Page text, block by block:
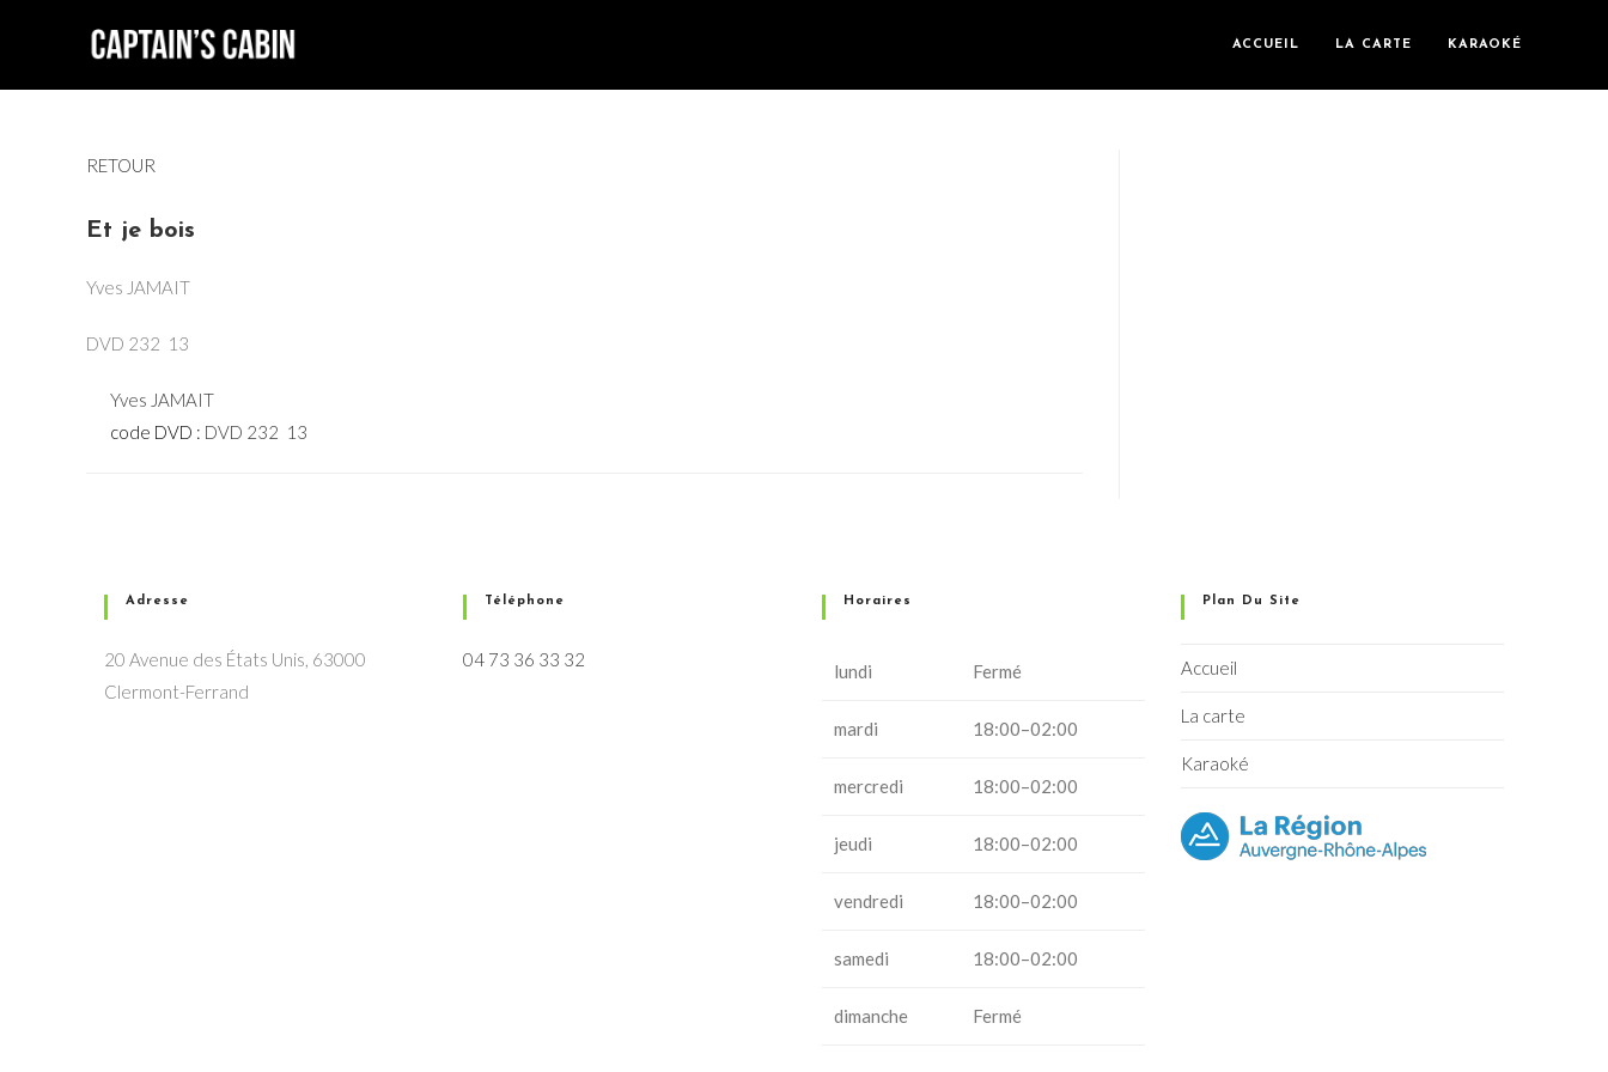
ACCUEIL LA CARTE KARAOKÉ
RETOUR
Et je bois
Yves JAMAIT
DVD 232  13
Yves JAMAIT
code DVD : DVD 232  13
Adresse
20 Avenue des États Unis, 63000
Clermont-Ferrand
Téléphone
04 73 36 33 32
Horaires
lundi Fermé
mardi 18:00–02:00
mercredi 18:00–02:00
jeudi 18:00–02:00
vendredi 18:00–02:00
samedi 18:00–02:00
dimanche Fermé
Plan Du Site
Accueil
La carte
Karaoké